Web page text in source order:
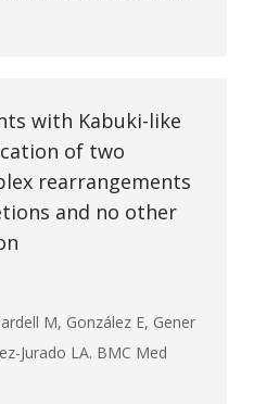
with Kabuki-like
of two
rearrangements
and no other
M, González E, Gener
Jurado LA. BMC Med